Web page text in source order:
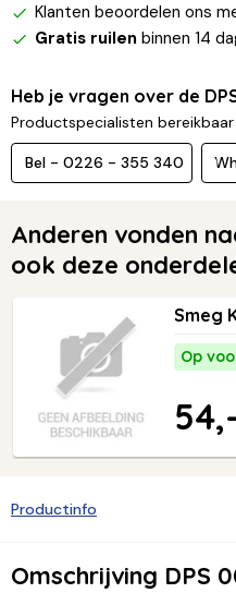
Klanten beoordelen ons
Gratis ruilen binnen 14
Heb je vragen over de
Productspecialisten
Bel - 0226 - 355 340
Anderen vonden
ook deze
Smeg
Op
54,-
Productinfo
Omschrijving DPS